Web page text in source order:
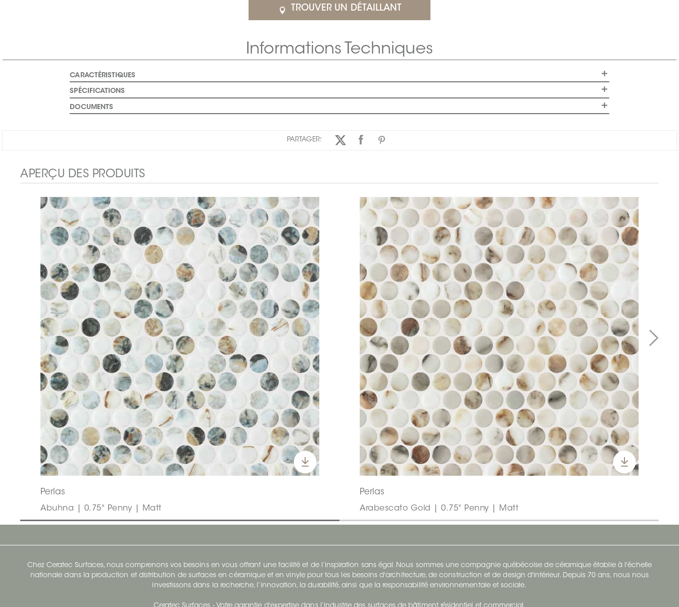
TROUVER UN DÉTAILLANT
Informations Techniques
CARACTÉRISTIQUES
SPÉCIFICATIONS
DOCUMENTS
PARTAGER:
APERÇU DES PRODUITS
Perlas
Abuhna | 0.75" Penny | Matt
Perlas
Arabescato Gold | 0.75" Penny | Matt
Chez Ceratec Surfaces, nous comprenons vos besoins en vous offrant une facilité et de l’inspiration sans égal. Nous sommes une compagnie québécoise de céramique établie à l'échelle
nationale dans la production et distribution de surfaces en céramique et en vinyle pour tous les besoins d'architecture, de construction et de design d'intérieur. Depuis 70 ans, nous nous
investissons dans la recherche, l’innovation, la durabilité, ainsi que la responsabilité environnementale et sociale.